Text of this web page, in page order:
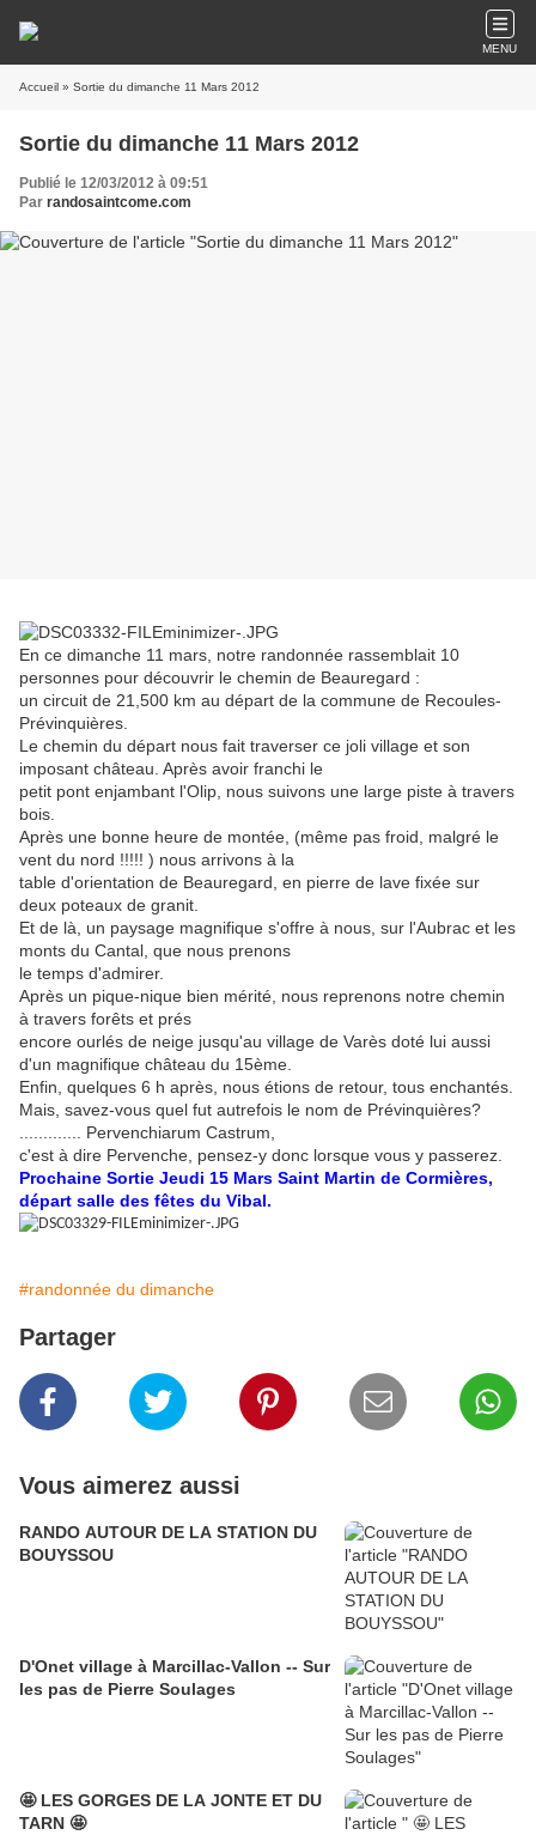
MENU
Accueil » Sortie du dimanche 11 Mars 2012
Sortie du dimanche 11 Mars 2012
Publié le 12/03/2012 à 09:51
Par randosaintcome.com
En ce dimanche 11 mars, notre randonnée rassemblait 10
personnes pour découvrir le chemin de Beauregard :
un circuit de 21,500 km au départ de la commune de Recoules-
Prévinquières.
Le chemin du départ nous fait traverser ce joli village et son
imposant château. Après avoir franchi le
petit pont enjambant l'Olip, nous suivons une large piste à travers
bois.
Après une bonne heure de montée, (même pas froid, malgré le
vent du nord !!!!! ) nous arrivons à la
table d'orientation de Beauregard, en pierre de lave fixée sur
deux poteaux de granit.
Et de là, un paysage magnifique s'offre à nous, sur l'Aubrac et les
monts du Cantal, que nous prenons
le temps d'admirer.
Après un pique-nique bien mérité, nous reprenons notre chemin
à travers forêts et prés
encore ourlés de neige jusqu'au village de Varès doté lui aussi
d'un magnifique château du 15ème.
Enfin, quelques 6 h après, nous étions de retour, tous enchantés.
Mais, savez-vous quel fut autrefois le nom de Prévinquières?
............. Pervenchiarum Castrum,
c'est à dire Pervenche, pensez-y donc lorsque vous y passerez.
Prochaine Sortie Jeudi 15 Mars Saint Martin de Cormières,
départ salle des fêtes du Vibal.
#randonnée du dimanche
Partager
Vous aimerez aussi
RANDO AUTOUR DE LA STATION DU
BOUYSSOU
D'Onet village à Marcillac-Vallon -- Sur
les pas de Pierre Soulages
🤩 LES GORGES DE LA JONTE ET DU
TARN 🤩